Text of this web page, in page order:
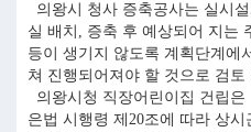
의왕시 청사 증축공사는 실시
실 배치, 증축 후 예상되어 지는
등이 생기지 않도록 계획단계에
쳐 진행되어져야 할 것으로 검토
의왕시청 직장어린이집 건립
은법 시행령 제20조에 따라 상